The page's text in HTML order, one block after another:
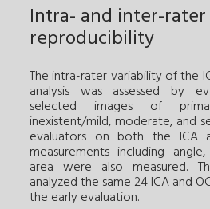
Intra- and inter-
reproducibility
The intra-rater variability of the
analysis was assessed by
selected images of
inexistent/mild, moderate, and
evaluators on both the ICA
measurements including
area were also measured.
analyzed the same 24 ICA and
the early evaluation.